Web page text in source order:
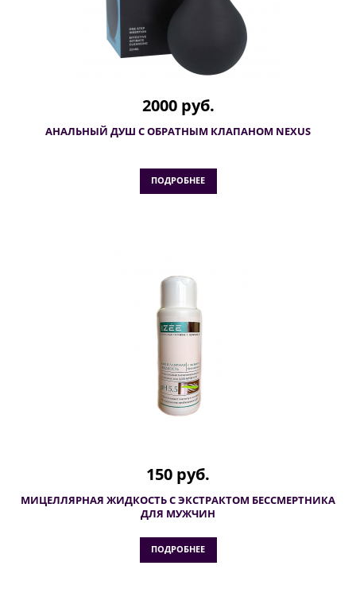
2000 руб.
АНАЛЬНЫЙ ДУШ С ОБРАТНЫМ КЛАПАНОМ NEXUS
ПОДРОБНЕЕ
150 руб.
МИЦЕЛЛЯРНАЯ ЖИДКОСТЬ С ЭКСТРАКТОМ БЕССМЕРТНИКА
ДЛЯ МУЖЧИН
ПОДРОБНЕЕ